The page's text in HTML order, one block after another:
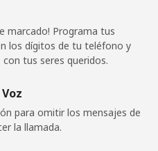
21 min por ⁦$10⁩ -
marcado! Programa tus
los dígitos de tu teléfono y
tus seres queridos.
para omitir los mensajes de
la llamada.